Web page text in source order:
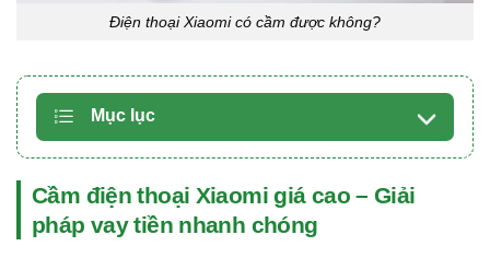
Điện thoại Xiaomi có cầm được không?
Mục lục
Cầm điện thoại Xiaomi giá cao – Giải
pháp vay tiền nhanh chóng